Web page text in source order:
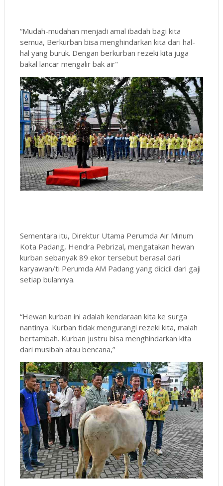
“Mudah-mudahan menjadi amal ibadah bagi kita
semua, Berkurban bisa menghindarkan kita dari hal-
hal yang buruk. Dengan berkurban rezeki kita juga
bakal lancar mengalir bak air"
Sementara itu, Direktur Utama Perumda Air Minum
Kota Padang, Hendra Pebrizal, mengatakan hewan
kurban sebanyak 89 ekor tersebut berasal dari
karyawan/ti Perumda AM Padang yang dicicil dari gaji
setiap bulannya.
“Hewan kurban ini adalah kendaraan kita ke surga
nantinya. Kurban tidak mengurangi rezeki kita, malah
bertambah. Kurban justru bisa menghindarkan kita
dari musibah atau bencana,”